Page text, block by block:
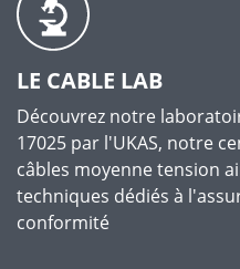
LE CABLE LAB
Découvrez notre
17025 par l'UKAS, notre
câbles moyenne tension
techniques dédiés à
conformité